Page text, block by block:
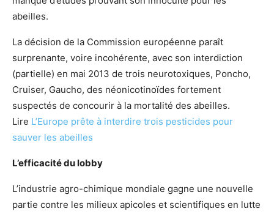
abeilles.
La décision de la Commission européenne paraît
surprenante, voire incohérente, avec son interdiction
(partielle) en mai 2013 de trois neurotoxiques, Poncho,
Cruiser, Gaucho, des néonicotinoïdes fortement
suspectés de concourir à la mortalité des abeilles.
Lire L’Europe prête à interdire trois pesticides pour
sauver les abeilles
L’efficacité du lobby
L’industrie agro-chimique mondiale gagne une nouvelle
partie contre les milieux apicoles et scientifiques en lutte